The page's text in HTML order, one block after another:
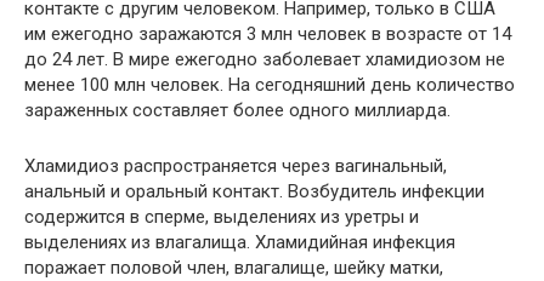
контакте с другим человеком. Например, только в США
им ежегодно заражаются 3 млн человек в возрасте от 14
до 24 лет. В мире ежегодно заболевает хламидиозом не
менее 100 млн человек. На сегодняшний день количество
зараженных составляет более одного миллиарда.
Хламидиоз распространяется через вагинальный,
анальный и оральный контакт. Возбудитель инфекции
содержится в сперме, выделениях из уретры и
выделениях из влагалища. Хламидийная инфекция
поражает половой член, влагалище, шейку матки,